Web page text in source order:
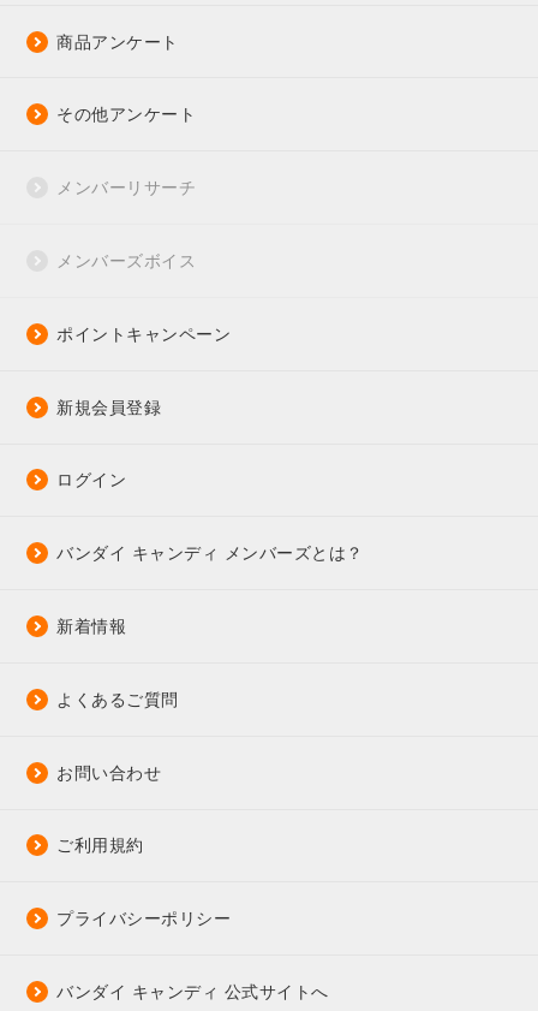
商品アンケート
その他アンケート
メンバーリサーチ
メンバーズボイス
ポイントキャンペーン
新規会員登録
ログイン
バンダイ キャンディ メンバーズとは？
新着情報
よくあるご質問
お問い合わせ
ご利用規約
プライバシーポリシー
バンダイ キャンディ 公式サイトへ